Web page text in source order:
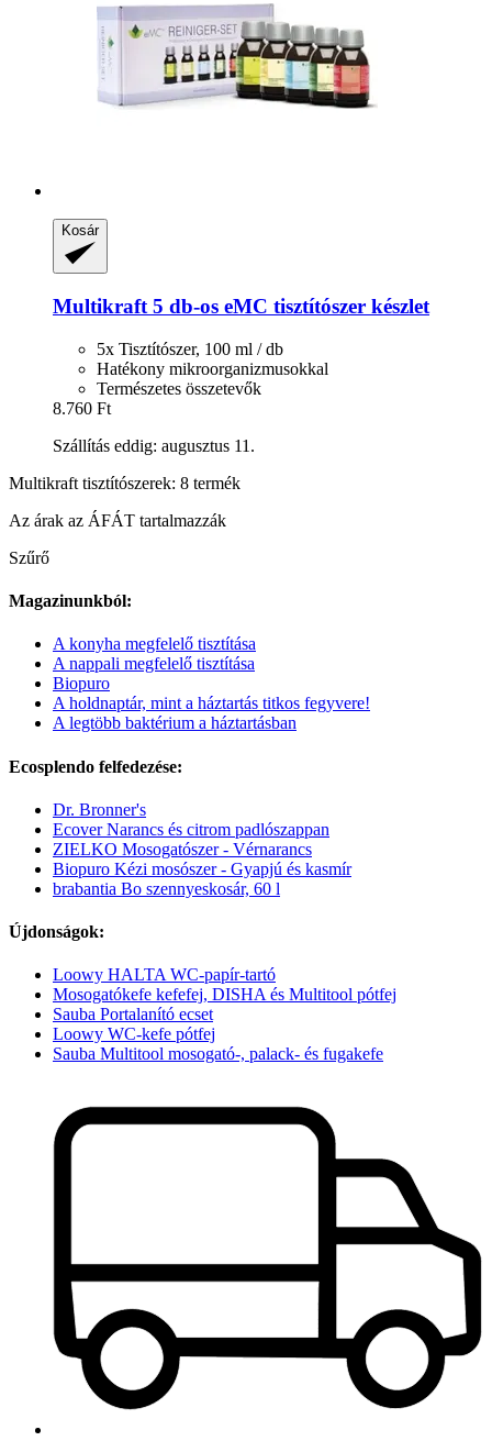
Kosár
Multikraft 5 db-​os eMC tisztítószer készlet
5x Tisztítószer, 100 ml / db
Hatékony mikroorganizmusokkal
Természetes összetevők
8.760 Ft
Szállítás eddig: augusztus 11.
Multikraft tisztítószerek: 8 termék
Az árak az ÁFÁT tartalmazzák
Szűrő
Magazinunkból:
A konyha megfelelő tisztítása
A nappali megfelelő tisztítása
Biopuro
A holdnaptár, mint a háztartás titkos fegyvere!
A legtöbb baktérium a háztartásban
Ecosplendo felfedezése:
Dr. Bronner's
Ecover Narancs és citrom padlószappan
ZIELKO Mosogatószer - Vérnarancs
Biopuro Kézi mosószer - Gyapjú és kasmír
brabantia Bo szennyeskosár, 60 l
Újdonságok:
Loowy HALTA WC-papír-tartó
Mosogatókefe kefefej, DISHA és Multitool pótfej
Sauba Portalanító ecset
Loowy WC-kefe pótfej
Sauba Multitool mosogató-, palack- és fugakefe